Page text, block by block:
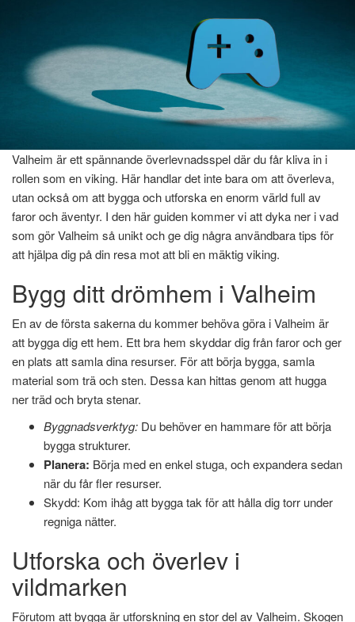
Hem»Gaming»Valheim
Valheim
januari 8, 2025AvMarcus LindgrenAv
Valheim är ett spännande överlevnadsspel där du får kliva in i
rollen som en viking. Här handlar det inte bara om att överleva,
utan också om att bygga och utforska en enorm värld full av
faror och äventyr. I den här guiden kommer vi att dyka ner i vad
som gör Valheim så unikt och ge dig några användbara tips för
att hjälpa dig på din resa mot att bli en mäktig viking.
Bygg ditt drömhem i Valheim
En av de första sakerna du kommer behöva göra i Valheim är
att bygga dig ett hem. Ett bra hem skyddar dig från faror och ger
en plats att samla dina resurser. För att börja bygga, samla
material som trä och sten. Dessa kan hittas genom att hugga
ner träd och bryta stenar.
Byggnadsverktyg: Du behöver en hammare för att börja
bygga strukturer.
Planera: Börja med en enkel stuga, och expandera sedan
när du får fler resurser.
Skydd: Kom ihåg att bygga tak för att hålla dig torr under
regniga nätter.
Utforska och överlev i
vildmarken
Förutom att bygga är utforskning en stor del av Valheim. Skogen